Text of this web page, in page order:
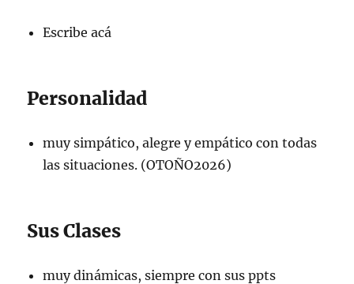
Escribe acá
Personalidad
muy simpático, alegre y empático con todas
las situaciones. (OTOÑO2026)
Sus Clases
muy dinámicas, siempre con sus ppts